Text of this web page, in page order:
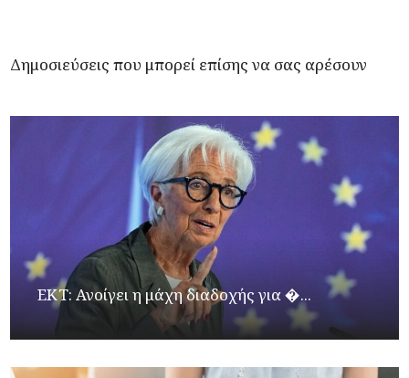
Δημοσιεύσεις που μπορεί επίσης να σας αρέσουν
ΕΚΤ: Ανοίγει η μάχη διαδοχής για �...